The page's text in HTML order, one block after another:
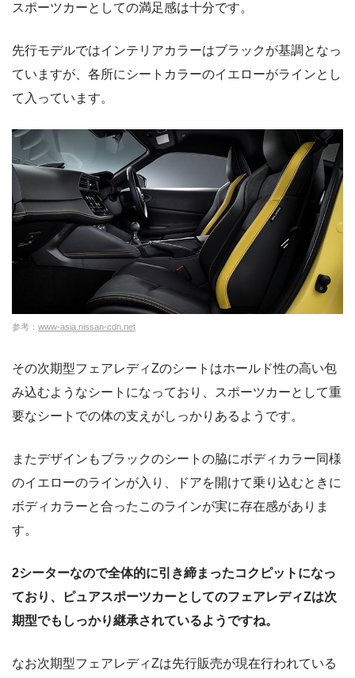
スポーツカーとしての満足感は十分です。
先行モデルではインテリアカラーはブラックが基調となっ
ていますが、各所にシートカラーのイエローがラインとし
て入っています。
参考： www-asia.nissan-cdn.net
その次期型フェアレディZのシートはホールド性の高い包
み込むようなシートになっており、スポーツカーとして重
要なシートでの体の支えがしっかりあるようです。
またデザインもブラックのシートの脇にボディカラー同様
のイエローのラインが入り、ドアを開けて乗り込むときに
ボディカラーと合ったこのラインが実に存在感がありま
す。
2シーターなので全体的に引き締まったコクピットになっ
ており、ピュアスポーツカーとしてのフェアレディZは次
期型でもしっかり継承されているようですね。
なお次期型フェアレディZは先行販売が現在行われている